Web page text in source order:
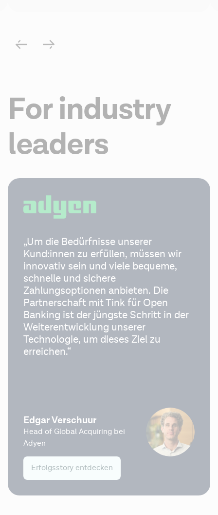
For industry
leaders
„Um die Bedürfnisse unserer
Kund:innen zu erfüllen, müssen wir
innovativ sein und viele bequeme,
schnelle und sichere
Zahlungsoptionen anbieten. Die
Partnerschaft mit Tink für Open
Banking ist der jüngste Schritt in der
Weiterentwicklung unserer
Technologie, um dieses Ziel zu
erreichen.“
Edgar Verschuur
Head of Global Acquiring bei
Adyen
Erfolgsstory entdecken